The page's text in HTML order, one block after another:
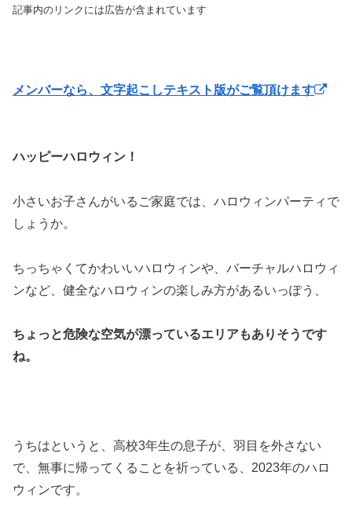
記事内のリンクには広告が含まれています
メンバーなら、文字起こしテキスト版がご覧頂けます
ハッピーハロウィン！
小さいお子さんがいるご家庭では、ハロウィンパーティで
しょうか。
ちっちゃくてかわいいハロウィンや、バーチャルハロウィ
ンなど、健全なハロウィンの楽しみ方があるいっぽう、
ちょっと危険な空気が漂っているエリアもありそうです
ね。
うちはというと、高校3年生の息子が、羽目を外さない
で、無事に帰ってくることを祈っている、2023年のハロ
ウィンです。